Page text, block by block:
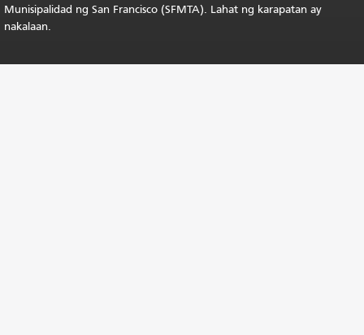
Munisipalidad ng San Francisco (SFMTA). Lahat ng karapatan ay
nakalaan.